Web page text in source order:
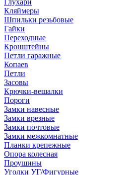
Глухари
Кляймеры
Шпильки резьбовые
Гайки
Переходные
Кронштейны
Петли гаражные
Копаев
Петли
Засовы
Крючки-вешалки
Пороги
Замки навесные
Замки врезные
Замки почтовые
Замки межкомнатные
Планки крепежные
Опора колесная
Проушины
Уголки УГ/Фигурные